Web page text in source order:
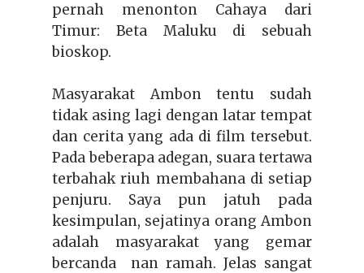
pernah menonton Cahaya dari
Timur: Beta Maluku di sebuah
bioskop.
Masyarakat Ambon tentu sudah
tidak asing lagi dengan latar tempat
dan cerita yang ada di film tersebut.
Pada beberapa adegan, suara tertawa
terbahak riuh membahana di setiap
penjuru. Saya pun jatuh pada
kesimpulan, sejatinya orang Ambon
adalah masyarakat yang gemar
bercanda nan ramah. Jelas sangat